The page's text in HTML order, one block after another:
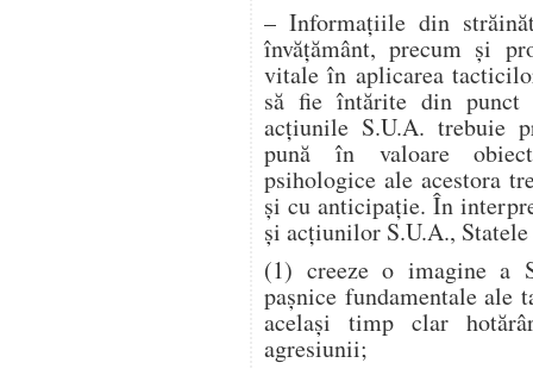
– Informaţiile din
învăţământ, precum şi
vitale în aplicarea
să fie întărite din punct
acţiunile S.U.A. trebuie
pună în valoare
psihologice ale acestora
şi cu anticipaţie. În
şi acţiunilor S.U.A.,
(1) creeze o imagine a
paşnice fundamentale ale
acelaşi timp clar
agresiunii;